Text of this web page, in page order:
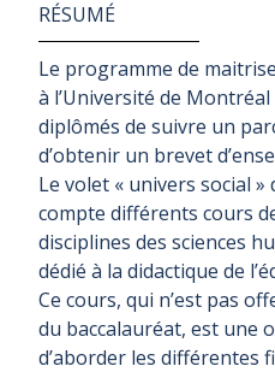
RÉSUMÉ
Le programme de
à l’Université de
diplômés de suivre un
d’obtenir un brevet
Le volet « univers social
compte différents cours
disciplines des sciences
dédié à la didactique de
Ce cours, qui n’est pas
du baccalauréat, est une
d’aborder les différentes